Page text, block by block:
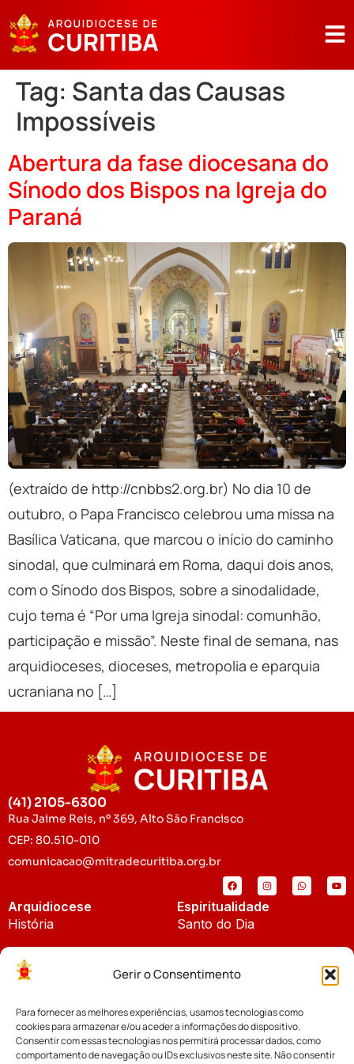
Gerir o Consentimento
Para fornecer as melhores experiências, usamos tecnologias como
cookies para armazenar e/ou aceder a informações do dispositivo.
Consentir com essas tecnologias nos permitirá processar dados, como
comportamento de navegação ou IDs exclusivos neste site. Não consentir
Tag: Santa das Causas
Impossíveis
Abertura da fase diocesana do
Sínodo dos Bispos na Igreja do
Paraná
(extraído de http://cnbbs2.org.br) No dia 10 de
outubro, o Papa Francisco celebrou uma missa na
Basílica Vaticana, que marcou o início do caminho
sinodal, que culminará em Roma, daqui dois anos,
com o Sínodo dos Bispos, sobre a sinodalidade,
cujo tema é “Por uma Igreja sinodal: comunhão,
participação e missão”. Neste final de semana, nas
arquidioceses, dioceses, metropolia e eparquia
ucraniana no […]
(41) 2105-6300
Rua Jaime Reis, nº 369, Alto São Francisco
CEP: 80.510-010
comunicacao@mitradecuritiba.org.br
Arquidiocese
História
Padroeira
Espiritualidade
Santo do Dia
Notícias
Notícias da Arquidiocese
Cúria Diocesana
Fundo Diocesano